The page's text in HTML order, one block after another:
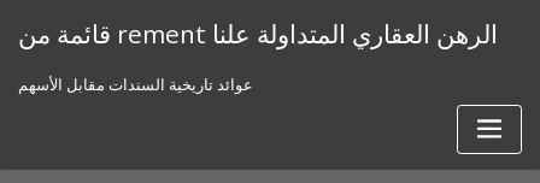
قائمة من rement الرهن العقاري المتداولة علنا
عوائد تاريخية السندات مقابل الأسهم